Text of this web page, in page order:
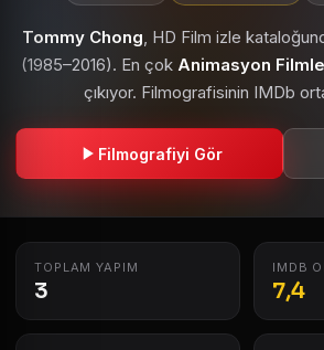
Tommy Chong, HD Film izle
(1985–2016). En çok Animasyon
çıkıyor. Filmografisinin IMDb
Filmografiyi Gör
TOPLAM YAPIM
3
IMDB
7,4